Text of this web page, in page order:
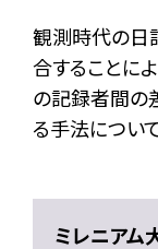
観測時代の日
合することに
の記録者間の
る手法につい
ミレニアム